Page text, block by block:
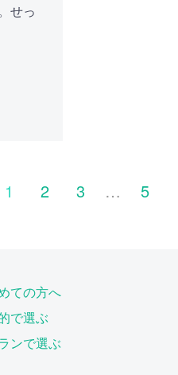
せっ
1 2 3 … 5
ての方へ
で選ぶ
ンで選ぶ